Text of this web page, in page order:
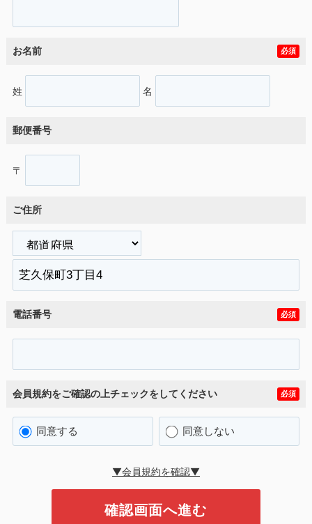
お名前 必須
姓 名
郵便番号
〒
ご住所
電話番号 必須
会員規約をご確認の上チェックをしてください 必須
同意する 同意しない
▼会員規約を確認▼